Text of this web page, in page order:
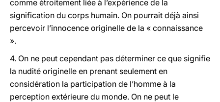
comme étroitement liée à l’expérience de la
signification du corps humain. On pourrait déjà ainsi
percevoir l’innocence originelle de la « connaissance
».
4. On ne peut cependant pas déterminer ce que signifie
la nudité originelle en prenant seulement en
considération la participation de l’homme à la
perception extérieure du monde. On ne peut le